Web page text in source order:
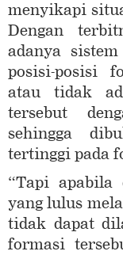
menyikapi
Dengan
adanya
posisi-posisi
atau tidak
tersebut
sehingga
tertinggi pada
“Tapi apabila
yang lulus
tidak dapat
formasi